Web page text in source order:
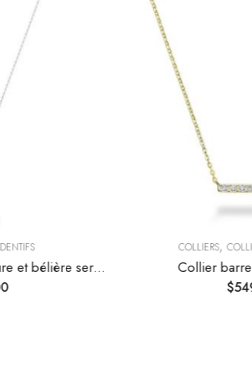
Pendentif perle de culture et bélière sertie de diamants
COLLIERS,
Collier barre
$